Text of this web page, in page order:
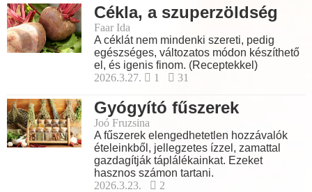
Cékla, a szuperzöldség
Faar Ida
A céklát nem mindenki szereti, pedig
egészséges, változatos módon készíthető
el, és igenis finom. (Receptekkel)
2026.3.27.
1 31
Gyógyító fűszerek
Joó Fruzsina
A fűszerek elengedhetetlen hozzávalók
ételeinkből, jellegzetes ízzel, zamattal
gazdagítják táplálékainkat. Ezeket
hasznos számon tartani.
2026.3.23.
2